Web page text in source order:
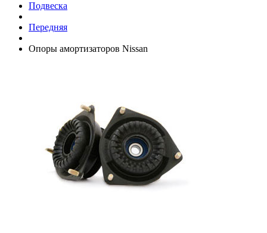
Подвеска
Передняя
Опоры амортизаторов Nissan